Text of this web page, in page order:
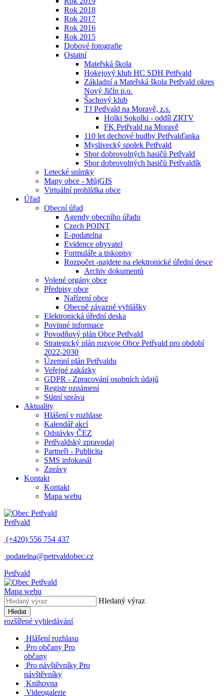
Rok 2018
Rok 2017
Rok 2016
Rok 2015
Dobové fotografie
Ostatní
Mateřská škola
Hokejový klub HC SDH Petřvald
Základní a Mateřská škola Petřvald okres
Nový Jičín p.o.
Šachový klub
TJ Petřvald na Moravě, z.s.
Holki Sokolki - oddíl ZRTV
FK Petřvald na Moravě
110 let dechové hudby Petřvalďanka
Myslivecký spolek Petřvald
Sbor dobrovolných hasičů Petřvald
Sbor dobrovolných hasičů Petřvaldík
Letecké snímky
Mapy obce - MůjGIS
Virtuální prohlídka obce
Úřad
Obecní úřad
Agendy obecního úřadu
Czech POINT
E-podatelna
Evidence obyvatel
Formuláře a tiskopisy
Rozpočet -najdete na elektronické úřední desce
Archiv dokumentů
Volené orgány obce
Předpisy obce
Nařízení obce
Obecně závazné vyhlášky
Elektronická úřední deska
Povinné informace
Povodňový plán Obce Petřvald
Strategický plán rozvoje Obce Petřvald pro období
2022-2030
Územní plán Petřvaldu
Veřejné zakázky
GDPR - Zpracování osobních údajů
Registr oznámení
Státní správa
Aktuality
Hlášení v rozhlase
Kalendář akcí
Odstávky ČEZ
Petřvaldský zpravodaj
Partneři - Publicita
SMS infokanál
Zprávy
Kontakt
Kontakt
Mapa webu
Petřvald
(+420) 556 754 437
podatelna@petrvaldobec.cz
Petřvald
Mapa webu
Hledaný výraz
Hledat
rozšířené vyhledávání
Hlášení rozhlasu
Pro občany Pro
občany
Pro návštěvníky Pro
návštěvníky
Knihovna
Videogalerie